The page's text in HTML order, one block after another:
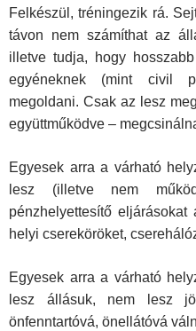
Felkészül, tréningezik rá.
távon nem számíthat az
illetve tudja, hogy
egyé­neknek (mint civil
megoldani. Csak az lesz
együttműködve –
Egyesek arra a várható
lesz (il­letve nem
pénzhelyettesítő
helyi csereköröket,
Egyesek arra a várható
lesz állá­suk, nem lesz
önfenntartóvá, önellátóvá